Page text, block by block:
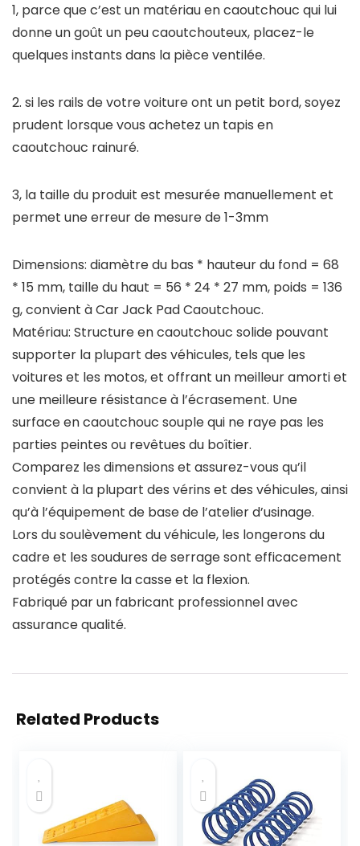
1, parce que c’est un matériau en caoutchouc qui lui
donne un goût un peu caoutchouteux, placez-le
quelques instants dans la pièce ventilée.
2. si les rails de votre voiture ont un petit bord, soyez
prudent lorsque vous achetez un tapis en
caoutchouc rainuré.
3, la taille du produit est mesurée manuellement et
permet une erreur de mesure de 1-3mm
Dimensions: diamètre du bas * hauteur du fond = 68
* 15 mm, taille du haut = 56 * 24 * 27 mm, poids = 136
g, convient à Car Jack Pad Caoutchouc.
Matériau: Structure en caoutchouc solide pouvant
supporter la plupart des véhicules, tels que les
voitures et les motos, et offrant un meilleur amorti et
une meilleure résistance à l’écrasement. Une
surface en caoutchouc souple qui ne raye pas les
parties peintes ou revêtues du boîtier.
Comparez les dimensions et assurez-vous qu’il
convient à la plupart des vérins et des véhicules, ainsi
qu’à l’équipement de base de l’atelier d’usinage.
Lors du soulèvement du véhicule, les longerons du
cadre et les soudures de serrage sont efficacement
protégés contre la casse et la flexion.
Fabriqué par un fabricant professionnel avec
assurance qualité.
Related Products